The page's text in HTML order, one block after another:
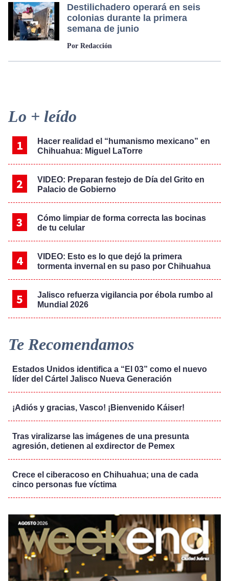
Destilichadero operará en seis
colonias durante la primera
semana de junio
Por Redacción
Primary
Sidebar
Lo + leído
Hacer realidad el “humanismo mexicano” en
Chihuahua: Miguel LaTorre
VIDEO: Preparan festejo de Día del Grito en
Palacio de Gobierno
Cómo limpiar de forma correcta las bocinas
de tu celular
VIDEO: Esto es lo que dejó la primera
tormenta invernal en su paso por Chihuahua
Jalisco refuerza vigilancia por ébola rumbo al
Mundial 2026
Te Recomendamos
Estados Unidos identifica a “El 03” como el nuevo
líder del Cártel Jalisco Nueva Generación
¡Adiós y gracias, Vasco! ¡Bienvenido Káiser!
Tras viralizarse las imágenes de una presunta
agresión, detienen al exdirector de Pemex
Crece el ciberacoso en Chihuahua; una de cada
cinco personas fue víctima